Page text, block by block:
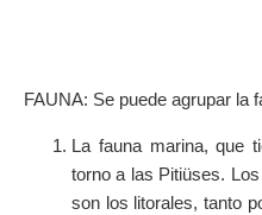
FAUNA: Se puede agrupar la
La fauna marina, que
torno a las Pitiüses.
son los litorales, tanto